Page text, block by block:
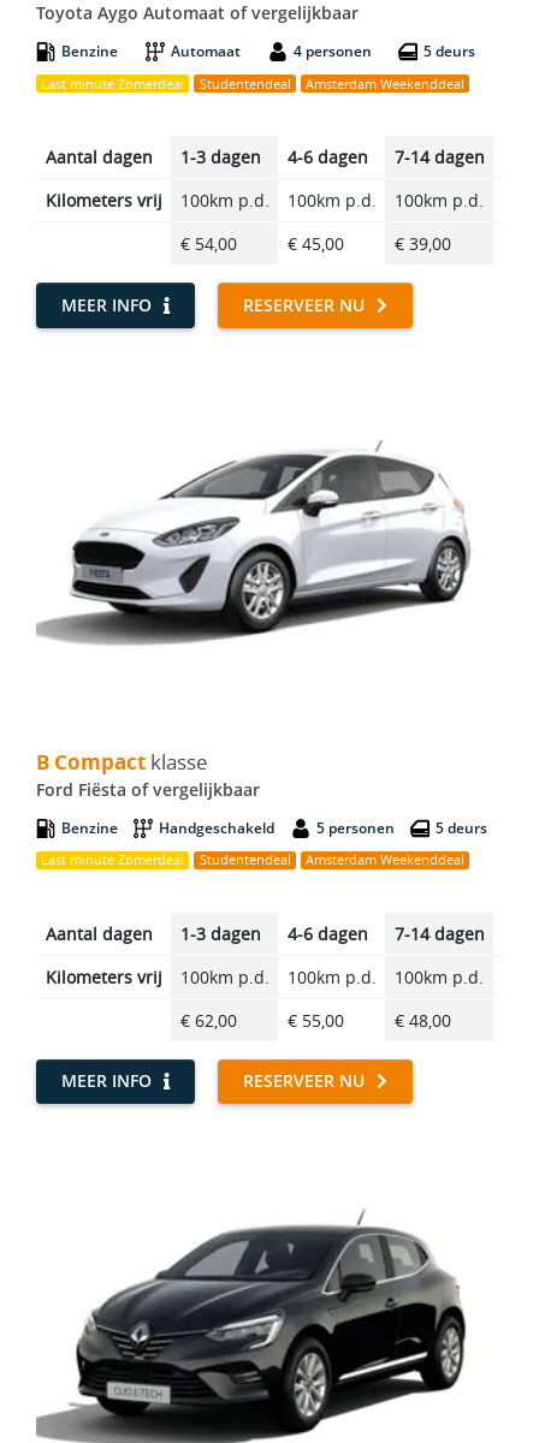
Toyota Aygo Automaat of vergelijkbaar
Benzine Automaat 4 personen 5 deurs
Last minute Zomerdeal Studentendeal Amsterdam Weekenddeal
Aantal dagen 1-3 dagen 4-6 dagen 7-14 dagen
Kilometers vrij
100km p.d. 100km p.d. 100km p.d.
€ 54,00
€ 45,00 € 39,00
MEER INFO RESERVEER NU
B Compact klasse
Ford Fiësta of vergelijkbaar
Benzine Handgeschakeld 5 personen 5 deurs
Last minute Zomerdeal Studentendeal Amsterdam Weekenddeal
Aantal dagen 1-3 dagen 4-6 dagen 7-14 dagen
Kilometers vrij
100km p.d. 100km p.d. 100km p.d.
€ 62,00
€ 55,00 € 48,00
MEER INFO RESERVEER NU